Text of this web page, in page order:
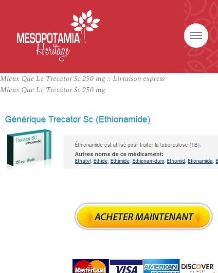
Mieux Que Le Trecator Sc 250 mg :: Livraison express
Mieux Que Le Trecator Sc 250 mg